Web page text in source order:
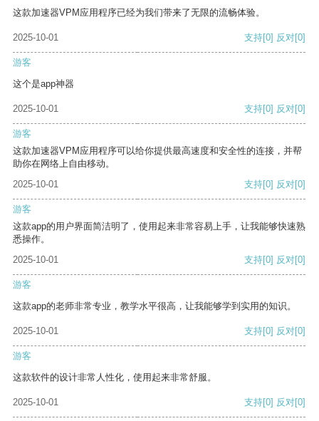
这款加速器VPM应用程序已经为我们带来了无限的流畅体验。
2025-10-01 支持[0] 反对[0]
游客
这个是app神器
2025-10-01 支持[0] 反对[0]
游客
这款加速器VPM应用程序可以给你提供最高速度和安全性的连接，并帮
助你在网络上自由移动。
2025-10-01
支持[0] 反对[0]
游客
这款app的用户界面简洁明了，使用起来非常容易上手，让我能够快速熟
悉操作。
2025-10-01
支持[0] 反对[0]
游客
这款app的老师非常专业，教学水平很高，让我能够学到实用的知识。
2025-10-01 支持[0] 反对[0]
游客
这款软件的设计非常人性化，使用起来非常舒服。
2025-10-01 支持[0] 反对[0]